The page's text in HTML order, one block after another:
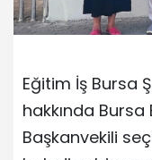
Eğitim İş Bursa
hakkında
Başkanvekili